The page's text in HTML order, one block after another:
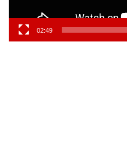
02:49